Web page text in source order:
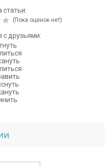
статьи:
(Пока оценок нет)
с друзьями: